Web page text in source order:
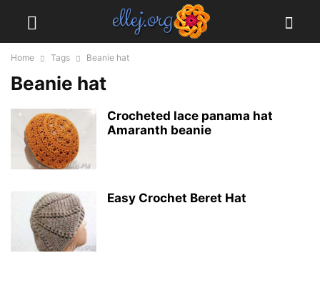
Home Tags Beanie hat
Beanie hat
Crocheted lace panama hat
Amaranth beanie
Easy Crochet Beret Hat